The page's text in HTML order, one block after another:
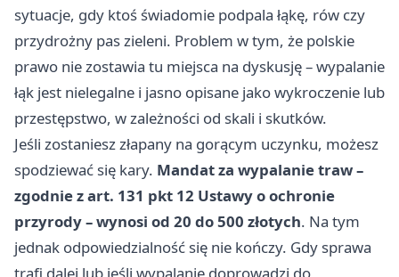
sytuacje, gdy ktoś świadomie podpala łąkę, rów czy
przydrożny pas zieleni. Problem w tym, że polskie
prawo nie zostawia tu miejsca na dyskusję – wypalanie
łąk jest nielegalne i jasno opisane jako wykroczenie lub
przestępstwo, w zależności od skali i skutków.
Jeśli zostaniesz złapany na gorącym uczynku, możesz
spodziewać się kary. Mandat za wypalanie traw –
zgodnie z art. 131 pkt 12 Ustawy o ochronie
przyrody – wynosi od 20 do 500 złotych. Na tym
jednak odpowiedzialność się nie kończy. Gdy sprawa
trafi dalej lub jeśli wypalanie doprowadzi do